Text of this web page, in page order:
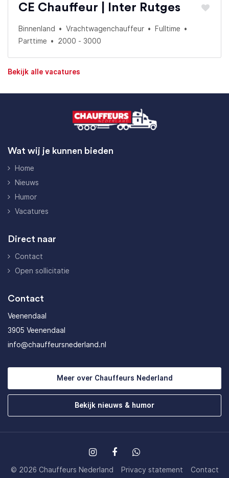
CE Chauffeur | Inter Rutges
Binnenland Vrachtwagenchauffeur
Fulltime
Parttime
2000 - 3000
Bekijk alle vacatures
Wat wij je kunnen bieden
Home
Nieuws
Humor
Vacatures
Direct naar
Contact
Open sollicitatie
Contact
Veenendaal
3905 Veenendaal
info@chauffeursnederland.nl
Meer over Chauffeurs Nederland
Bekijk nieuws & humor
© 2026 Chauffeurs Nederland Privacy statement Contact